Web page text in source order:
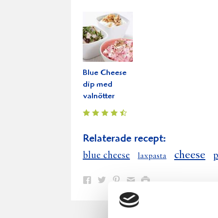
Blue Cheese
dip med
valnötter
Relaterade recept:
blue cheese laxpasta cheese
Dela
Facebook
Dela
Twitter
Dela
på
Pinterest
Dela
via
e-
Skriv